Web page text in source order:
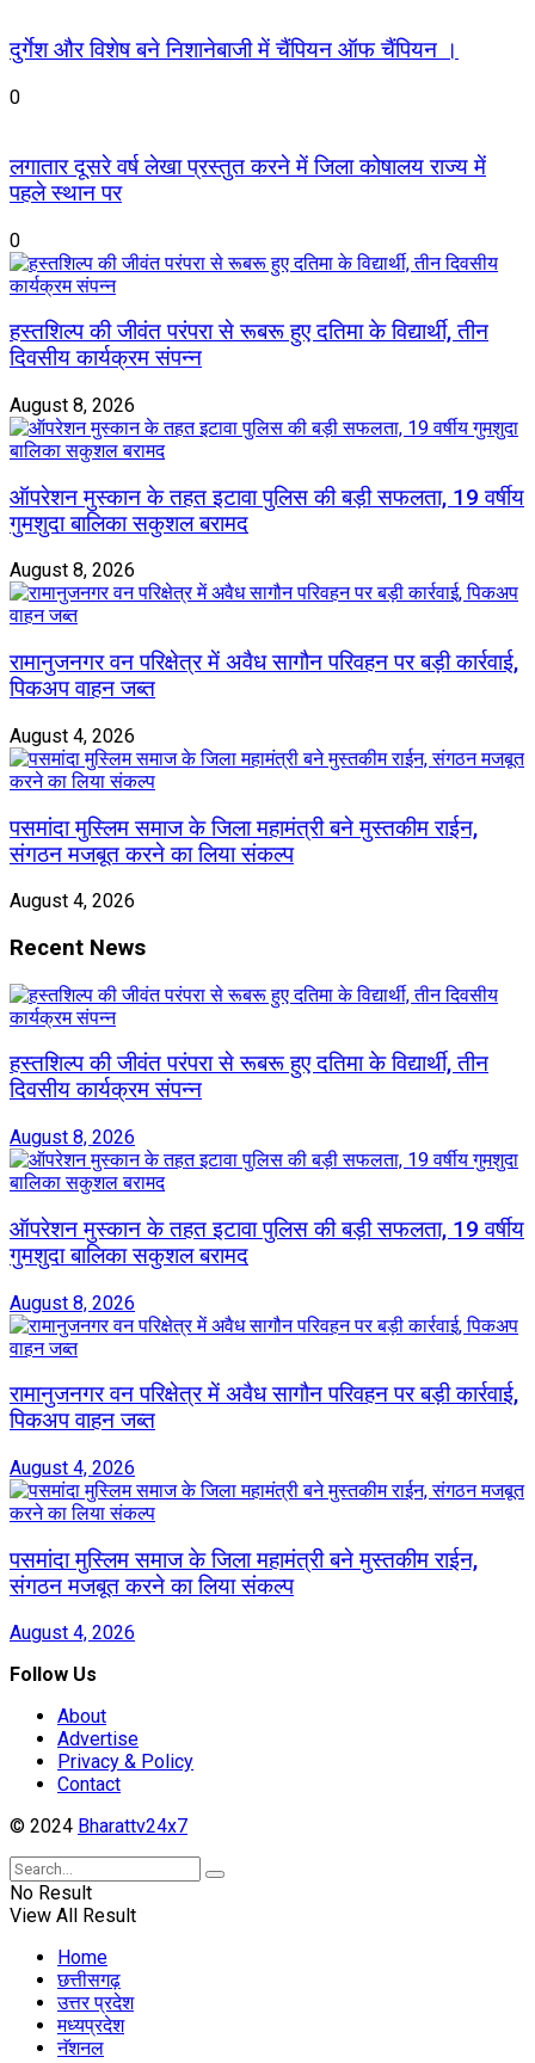
दुर्गेश और विशेष बने निशानेबाजी में चैंपियन ऑफ चैंपियन ।
0
लगातार दूसरे वर्ष लेखा प्रस्तुत करने में जिला कोषालय राज्य में
पहले स्थान पर
0
हस्तशिल्प की जीवंत परंपरा से रूबरू हुए दतिमा के विद्यार्थी, तीन
दिवसीय कार्यक्रम संपन्न
August 8, 2026
ऑपरेशन मुस्कान के तहत इटावा पुलिस की बड़ी सफलता, 19 वर्षीय
गुमशुदा बालिका सकुशल बरामद
August 8, 2026
रामानुजनगर वन परिक्षेत्र में अवैध सागौन परिवहन पर बड़ी कार्रवाई,
पिकअप वाहन जब्त
August 4, 2026
पसमांदा मुस्लिम समाज के जिला महामंत्री बने मुस्तकीम राईन,
संगठन मजबूत करने का लिया संकल्प
August 4, 2026
Recent News
हस्तशिल्प की जीवंत परंपरा से रूबरू हुए दतिमा के विद्यार्थी, तीन
दिवसीय कार्यक्रम संपन्न
August 8, 2026
ऑपरेशन मुस्कान के तहत इटावा पुलिस की बड़ी सफलता, 19 वर्षीय
गुमशुदा बालिका सकुशल बरामद
August 8, 2026
रामानुजनगर वन परिक्षेत्र में अवैध सागौन परिवहन पर बड़ी कार्रवाई,
पिकअप वाहन जब्त
August 4, 2026
पसमांदा मुस्लिम समाज के जिला महामंत्री बने मुस्तकीम राईन,
संगठन मजबूत करने का लिया संकल्प
August 4, 2026
Follow Us
About
Advertise
Privacy & Policy
Contact
© 2024 Bharattv24x7
No Result
View All Result
Home
छत्तीसगढ़
उत्तर प्रदेश
मध्यप्रदेश
नॅशनल